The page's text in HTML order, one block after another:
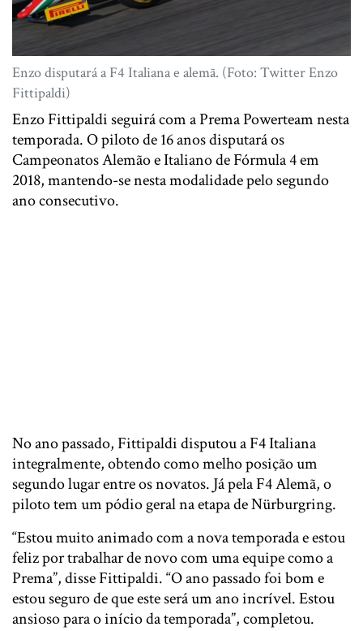
Enzo disputará a F4 Italiana e alemã. (Foto: Twitter Enzo
Fittipaldi)
Enzo Fittipaldi seguirá com a Prema Powerteam nesta
temporada. O piloto de 16 anos disputará os
Campeonatos Alemão e Italiano de Fórmula 4 em
2018, mantendo-se nesta modalidade pelo segundo
ano consecutivo.
No ano passado, Fittipaldi disputou a F4 Italiana
integralmente, obtendo como melho posição um
segundo lugar entre os novatos. Já pela F4 Alemã, o
piloto tem um pódio geral na etapa de Nürburgring.
“Estou muito animado com a nova temporada e estou
feliz por trabalhar de novo com uma equipe como a
Prema”, disse Fittipaldi. “O ano passado foi bom e
estou seguro de que este será um ano incrível. Estou
ansioso para o início da temporada”, completou.